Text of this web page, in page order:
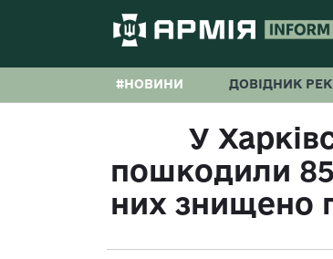
#НОВИНИ ДОВІДНИК
У
пошкодили 85
них знищено